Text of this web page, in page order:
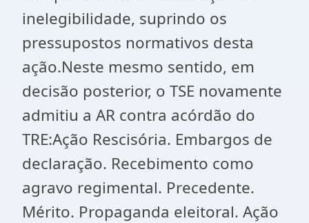
inelegibilidade, suprindo os
pressupostos normativos desta
ação.Neste mesmo sentido, em
decisão posterior, o TSE novamente
admitiu a AR contra acórdão do
TRE:Ação Rescisória. Embargos de
declaração. Recebimento como
agravo regimental. Precedente.
Mérito. Propaganda eleitoral. Ação